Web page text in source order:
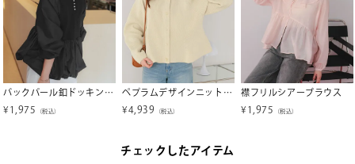
バックパール釦ドッキングペプラムトップス
¥ 1,975 （税込）
ペプラムデザインニットカーディガン
¥4,939 （税込）
襟フリルシアーブラウス
¥ 1,975 （税込）
チェックしたアイテム